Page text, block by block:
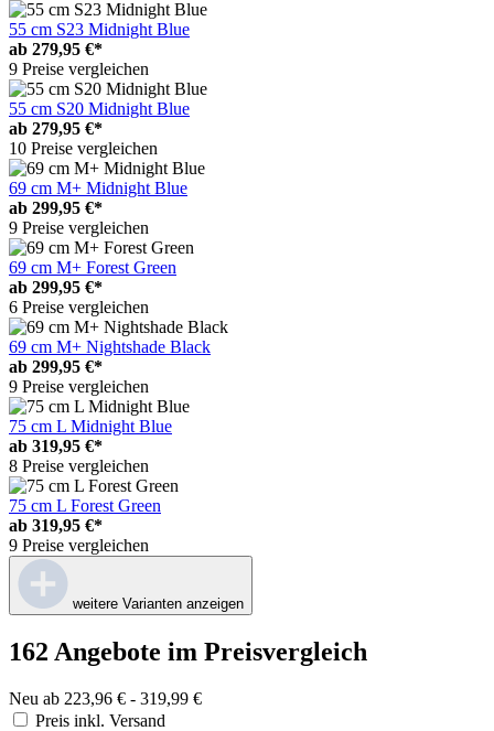
55 cm S23 Midnight Blue
ab 279,95 €*
9 Preise vergleichen
55 cm S20 Midnight Blue
ab 279,95 €*
10 Preise vergleichen
69 cm M+ Midnight Blue
ab 299,95 €*
9 Preise vergleichen
69 cm M+ Forest Green
ab 299,95 €*
6 Preise vergleichen
69 cm M+ Nightshade Black
ab 299,95 €*
9 Preise vergleichen
75 cm L Midnight Blue
ab 319,95 €*
8 Preise vergleichen
75 cm L Forest Green
ab 319,95 €*
9 Preise vergleichen
weitere Varianten anzeigen
162 Angebote im Preisvergleich
Neu ab 223,96 € - 319,99 €
Preis inkl. Versand